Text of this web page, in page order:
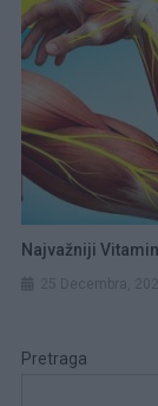
Najvažniji
Pretraga